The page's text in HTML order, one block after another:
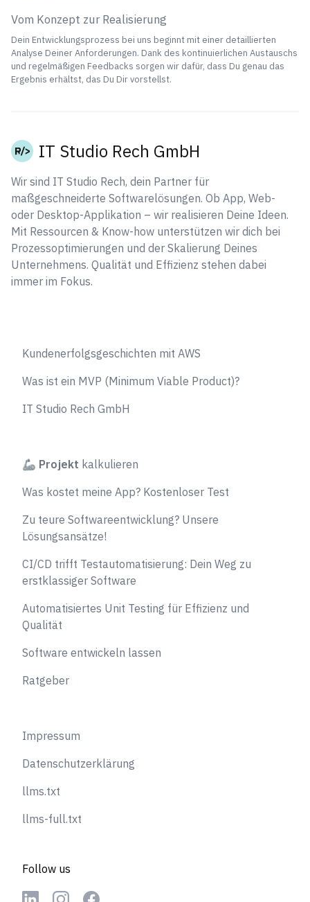
Vom Konzept zur Realisierung
Dein Entwicklungsprozess bei uns beginnt mit einer detaillierten
Analyse Deiner Anforderungen. Dank des kontinuierlichen Austauschs
und regelmäßigen Feedbacks sorgen wir dafür, dass Du genau das
Ergebnis erhältst, das Du Dir vorstellst.
IT Studio Rech GmbH
Wir sind IT Studio Rech, dein Partner für
maßgeschneiderte Softwarelösungen. Ob App, Web-
oder Desktop-Applikation – wir realisieren Deine Ideen.
Mit Ressourcen & Know-how unterstützen wir dich bei
Prozessoptimierungen und der Skalierung Deines
Unternehmens. Qualität und Effizienz stehen dabei
immer im Fokus.
Kundenerfolgsgeschichten mit AWS
Was ist ein MVP (Minimum Viable Product)?
IT Studio Rech GmbH
🦾 Projekt kalkulieren
Was kostet meine App? Kostenloser Test
Zu teure Softwareentwicklung? Unsere
Lösungsansätze!
CI/CD trifft Testautomatisierung: Dein Weg zu
erstklassiger Software
Automatisiertes Unit Testing für Effizienz und
Qualität
Software entwickeln lassen
Ratgeber
Impressum
Datenschutzerklärung
llms.txt
llms-full.txt
Follow us
LinkedinInstagramFacebook